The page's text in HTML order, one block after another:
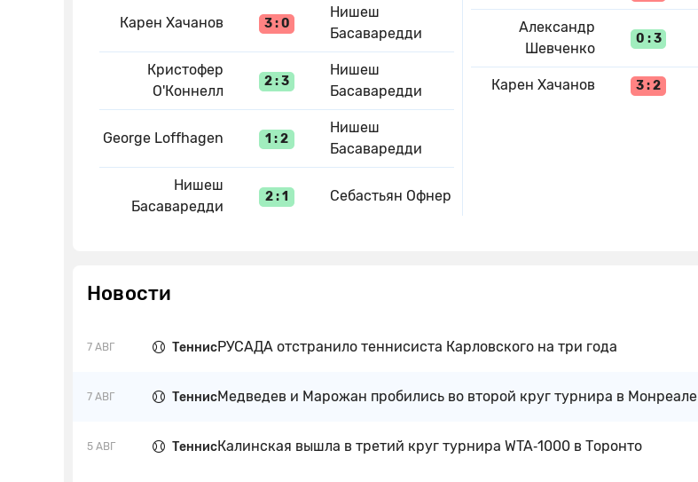
Карен Хачанов 3 : 0
Нишеш
Басаваредди
Кристофер
О'Коннелл
2 : 3
Нишеш
Басаваредди
George Loffhagen 1 : 2
Нишеш
Басаваредди
Нишеш
Басаваредди
2 : 1 Себастьян Офнер
Александр
Шевченко
0 : 3
Карен Хачанов 3 : 2
Новости
7 АВГ ТеннисРУСАДА отстранило теннисиста Карловского на три года
7 АВГ ТеннисМедведев и Марожан пробились во второй круг турнира в Монреале
5 АВГ ТеннисКалинская вышла в третий круг турнира WTA‑1000 в Торонто